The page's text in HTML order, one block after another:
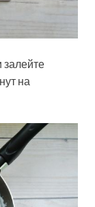
залейте
на